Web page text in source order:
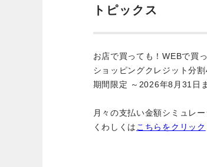
トピックス
お店で買っても！WEBで買
ショッピングクレジット分
期間限定 ～2026年8月31日
月々の支払い金額シミュレ
くわしくは こちらをクリック